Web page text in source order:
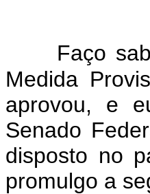
Faço
Medida
aprovou, e
Senado
disposto no
promulgo a